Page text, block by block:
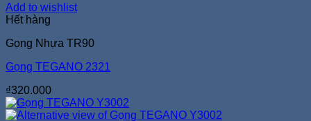
Add to wishlist
Hết hàng
Gọng Nhựa TR90
Gọng TEGANO 2321
₫320.000